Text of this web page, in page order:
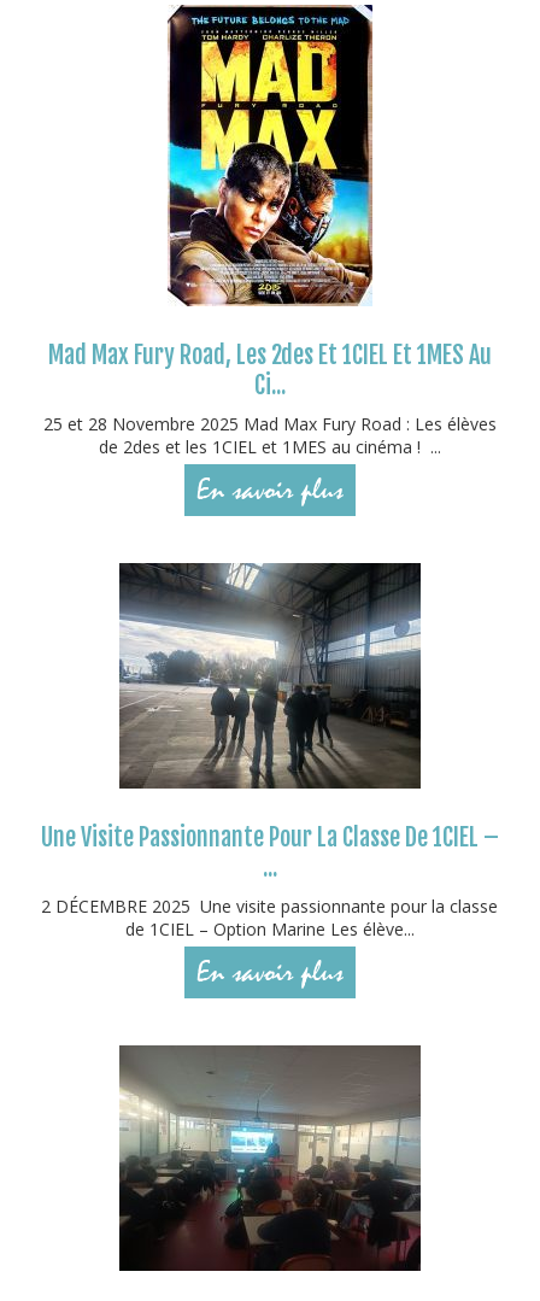
Mad Max Fury Road, Les 2des Et 1CIEL Et 1MES Au
Ci...
25 et 28 Novembre 2025 Mad Max Fury Road : Les élèves
de 2des et les 1CIEL et 1MES au cinéma ! ...
En savoir plus
Une Visite Passionnante Pour La Classe De 1CIEL –
...
2 DÉCEMBRE 2025 Une visite passionnante pour la classe
de 1CIEL – Option Marine Les élève...
En savoir plus